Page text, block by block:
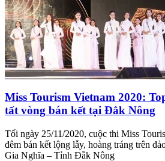
Miss Tourism Vietnam 2020:
tất vòng bán kết tại Đắk Nông
Tối ngày 25/11/2020, cuộc thi Miss
đêm bán kết lộng lẫy, hoàng tráng trên
Gia Nghĩa – Tỉnh Đắk Nông